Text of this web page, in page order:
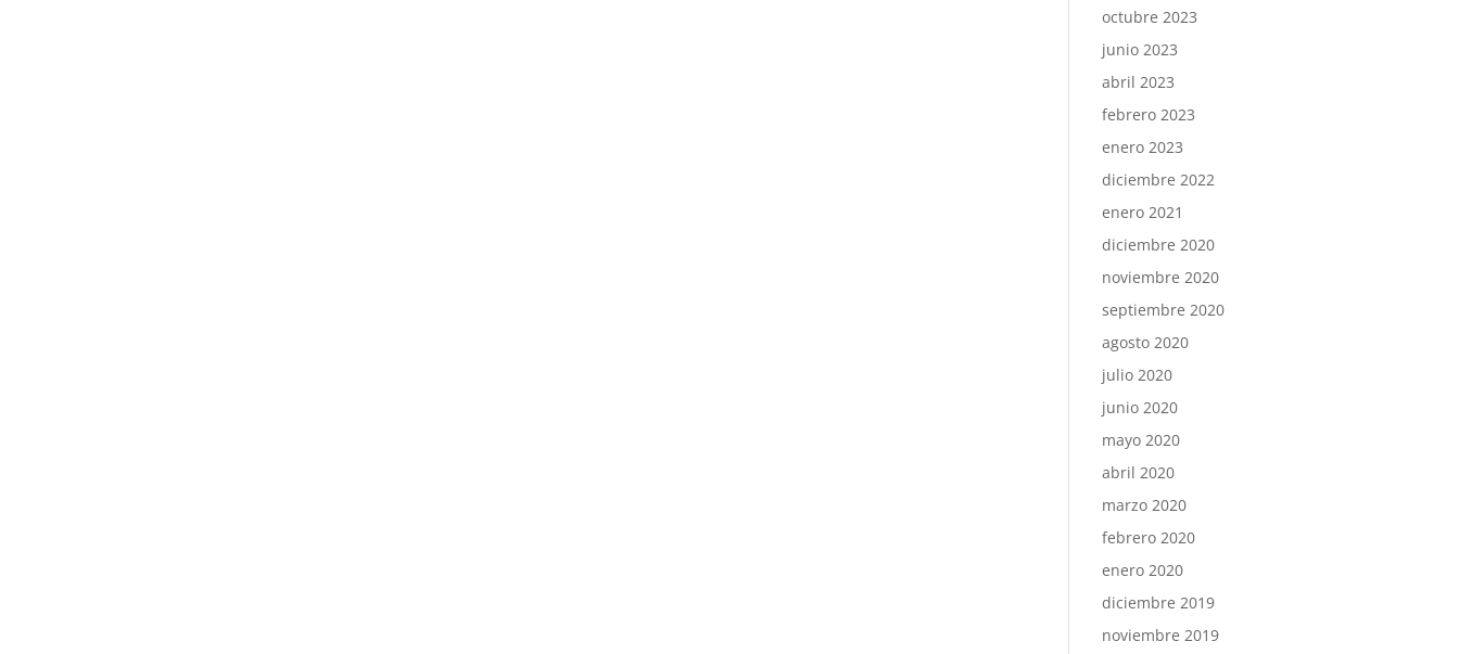
octubre 2023
junio 2023
abril 2023
febrero 2023
enero 2023
diciembre 2022
enero 2021
diciembre 2020
noviembre 2020
septiembre 2020
agosto 2020
julio 2020
junio 2020
mayo 2020
abril 2020
marzo 2020
febrero 2020
enero 2020
diciembre 2019
noviembre 2019